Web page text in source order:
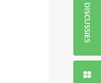
DISCUSSIES